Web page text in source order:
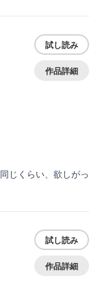
試し読み
作品詳細
じくらい、欲しがっ
試し読み
作品詳細